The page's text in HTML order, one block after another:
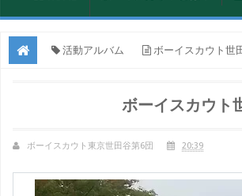
活動アルバム ボーイスカウト世
ボーイスカウト
ボーイスカウト東京世田谷第6団 20:39